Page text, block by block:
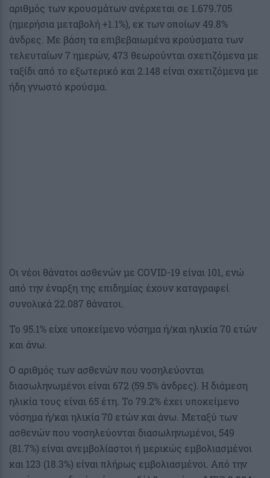
αριθμός των κρουσμάτων ανέρχεται σε 1.679.705
(ημερήσια μεταβολή +1.1%), εκ των οποίων 49.8%
άνδρες. Με βάση τα επιβεβαιωμένα κρούσματα των
τελευταίων 7 ημερών, 473 θεωρούνται σχετιζόμενα με
ταξίδι από το εξωτερικό και 2.148 είναι σχετιζόμενα με
ήδη γνωστό κρούσμα.
Οι νέοι θάνατοι ασθενών με COVID-19 είναι 101, ενώ
από την έναρξη της επιδημίας έχουν καταγραφεί
συνολικά 22.087 θάνατοι.
Το 95.1% είχε υποκείμενο νόσημα ή/και ηλικία 70 ετών
και άνω.
Ο αριθμός των ασθενών που νοσηλεύονται
διασωληνωμένοι είναι 672 (59.5% άνδρες). Η διάμεση
ηλικία τους είναι 65 έτη. To 79.2% έχει υποκείμενο
νόσημα ή/και ηλικία 70 ετών και άνω. Μεταξύ των
ασθενών που νοσηλεύονται διασωληνωμένοι, 549
(81.7%) είναι ανεμβολίαστοι ή μερικώς εμβολιασμένοι
και 123 (18.3%) είναι πλήρως εμβολιασμένοι. Από την